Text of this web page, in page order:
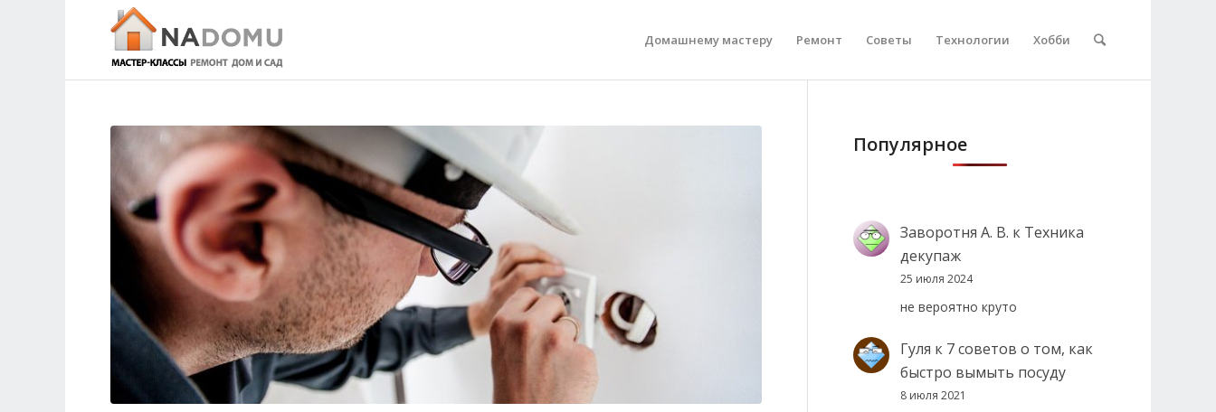
Домашнему мастеру Ремонт Советы Технологии Хобби
Популярное
Заворотня А. В. к Техника
декупаж
25 июля 2024
не вероятно круто
Гуля к 7 советов о том, как
быстро вымыть посуду
8 июля 2021